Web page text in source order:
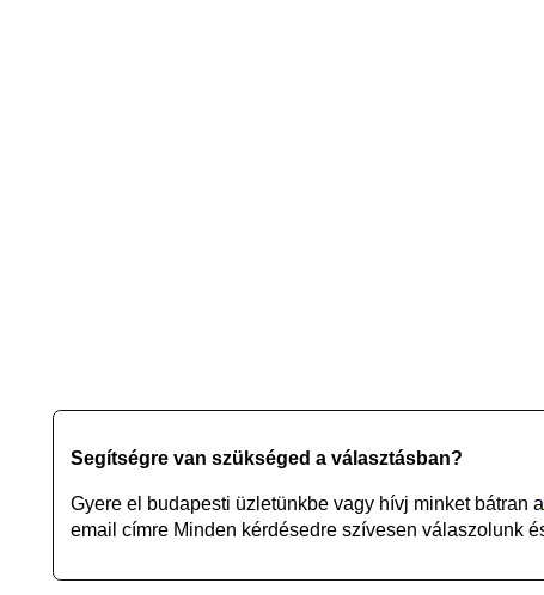
Segítségre van szükséged a választásban?
Gyere el budapesti üzletünkbe vagy hívj minket bátran a
email címre Minden kérdésedre szívesen válaszolunk